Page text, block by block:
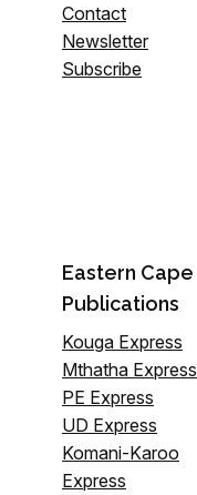
Contact
Newsletter
Subscribe
Eastern Cape
Publications
Kouga Express
Mthatha Express
PE Express
UD Express
Komani-Karoo
Express